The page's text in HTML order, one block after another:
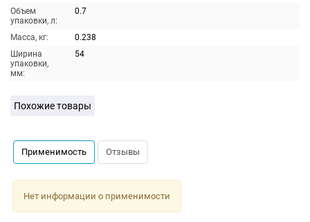
Объем
упаковки, л:
0.7
Масса, кг:
0.238
Ширина
упаковки,
мм:
54
Похожие товары
Применимость Отзывы
Нет информации о применимости